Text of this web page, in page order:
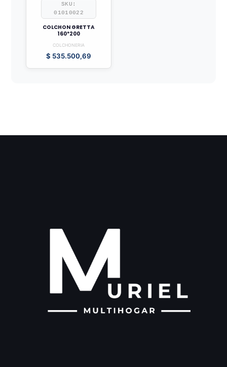
SKU:
01010022
COLCHON GRETTA
160*200
COLCHONERIA
$ 535.500,69